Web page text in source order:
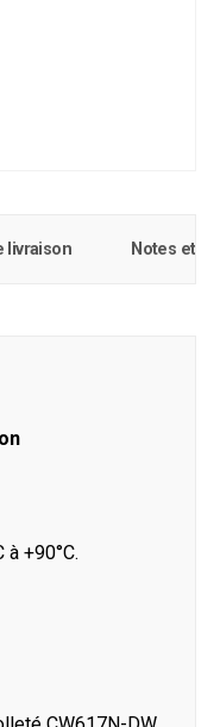
livraison Notes et
à +90°C.